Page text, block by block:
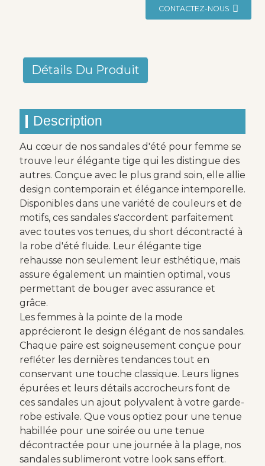
CONTACTEZ-NOUS
Détails Du Produit
Description
Au cœur de nos sandales d'été pour femme se
trouve leur élégante tige qui les distingue des
autres. Conçue avec le plus grand soin, elle allie
design contemporain et élégance intemporelle.
Disponibles dans une variété de couleurs et de
motifs, ces sandales s'accordent parfaitement
avec toutes vos tenues, du short décontracté à
la robe d'été fluide. Leur élégante tige
rehausse non seulement leur esthétique, mais
assure également un maintien optimal, vous
permettant de bouger avec assurance et
grâce.
Les femmes à la pointe de la mode
apprécieront le design élégant de nos sandales.
Chaque paire est soigneusement conçue pour
refléter les dernières tendances tout en
conservant une touche classique. Leurs lignes
épurées et leurs détails accrocheurs font de
ces sandales un ajout polyvalent à votre garde-
robe estivale. Que vous optiez pour une tenue
habillée pour une soirée ou une tenue
décontractée pour une journée à la plage, nos
sandales sublimeront votre look sans effort.